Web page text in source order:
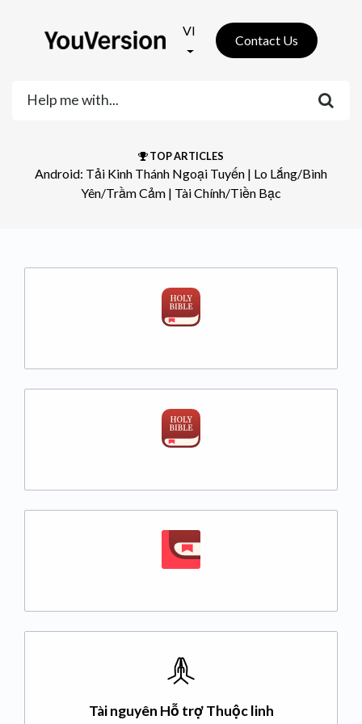
VI
Contact Us
TOP ARTICLES
Android: Tải Kinh Thánh Ngoại Tuyến ​ | ​ Lo Lắng/Bình
Yên/Trầm Cảm ​ | ​ Tài Chính/Tiền Bạc
Tài nguyên Hỗ trợ Thuộc linh